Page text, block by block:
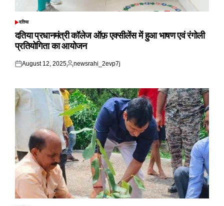
POSTED
दतिया
दतिया प्रधानमंत्री कॉलेज ऑफ़ एक्सीलेंस में हुआ भाषण एवं रंगोली
प्रतियोगिता का आयोजन
Posted
August 12, 2025
Posted
newsrahi_2evp7j